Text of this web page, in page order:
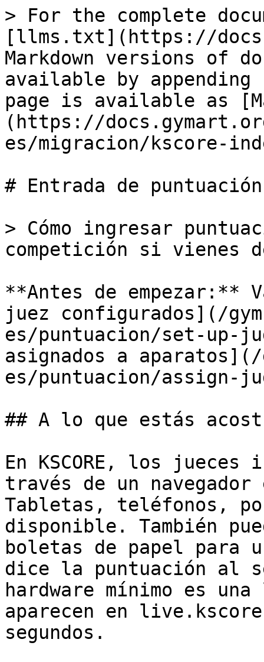
> For the complete
[llms.txt](https://
Markdown versions of
available by
page is available as
(https://
es/migracion/kscore-
# Entrada de
> Cómo ingresar
competición si vienes de
**Antes de
juez configurados](/
es/puntuacion/set-up-
asignados a
es/puntuacion/assign-
## A lo que estás
En KSCORE, los
través de un
Tabletas, teléfonos,
disponible. También
boletas de papel para
dice la puntuación al
hardware mínimo es
aparecen en
segundos.